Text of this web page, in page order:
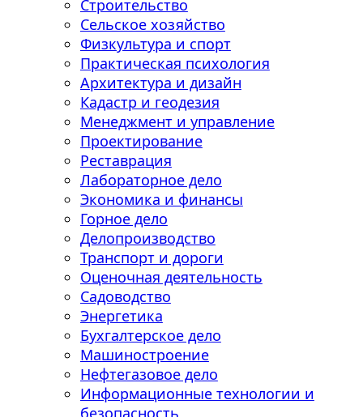
Строительство
Сельское хозяйство
Физкультура и спорт
Практическая психология
Архитектура и дизайн
Кадастр и геодезия
Менеджмент и управление
Проектирование
Реставрация
Лабораторное дело
Экономика и финансы
Горное дело
Делопроизводство
Транспорт и дороги
Оценочная деятельность
Садоводство
Энергетика
Бухгалтерское дело
Машиностроение
Нефтегазовое дело
Информационные технологии и
безопасность